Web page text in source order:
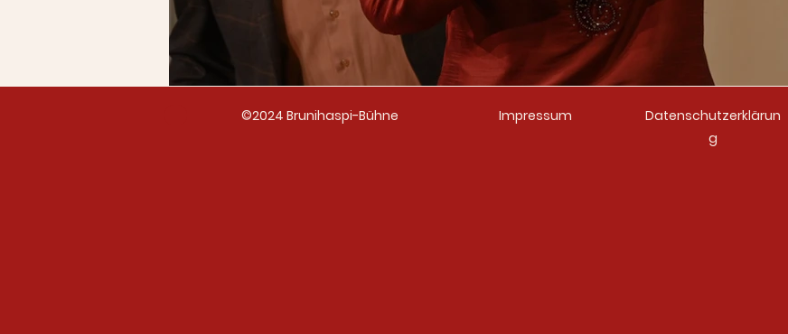
©2024 Brunihaspi-Bühne Impressum
Datenschutzerklärun
g